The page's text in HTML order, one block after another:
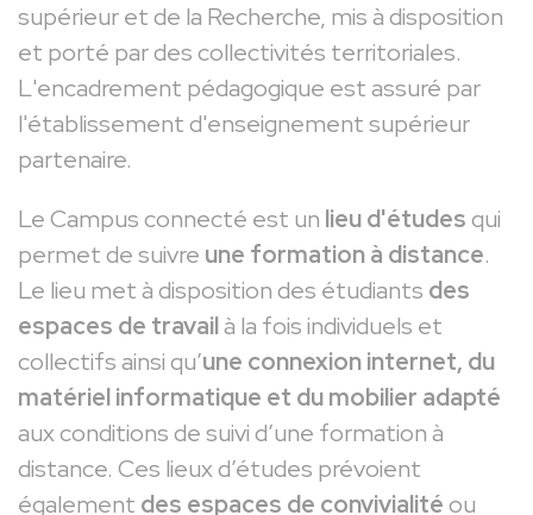
supérieur et de la Recherche, mis à disposition
et porté par des collectivités territoriales.
L'encadrement pédagogique est assuré par
l'établissement d'enseignement supérieur
partenaire.
Le Campus connecté est un lieu d'étudesqui
permet de suivre une formation à distance.
Le lieu met à disposition des étudiants des
espaces de travailà la fois individuels et
collectifs ainsi qu’une connexion internet, du
matériel informatique et du mobilier adapté
aux conditions de suivi d’une formation à
distance. Ces lieux d’études prévoient
également des espaces de convivialitéou